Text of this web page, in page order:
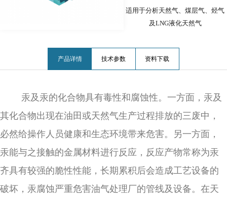
适用于分析天然气、煤层气、烃气
及LNG液化天然气
产品详情 技术参数 资料下载
汞及汞的化合物具有毒性和腐蚀性。一方面，汞及
其化合物出现在油田或天然气生产过程排放的三废中，
必然给操作人员健康和生态环境带来危害。另一方面，
汞能与之接触的金属材料进行反应，反应产物常称为汞
齐具有较强的脆性性能，长期累积后会造成工艺设备的
破坏，汞腐蚀严重危害油气处理厂的管线及设备。在天